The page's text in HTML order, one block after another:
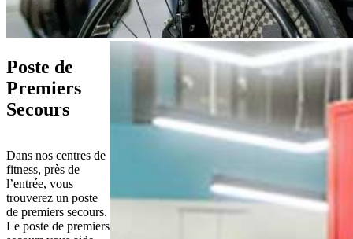
Poste de
Premiers
Secours
Dans nos centres de
fitness, près de
l’entrée, vous
trouverez un poste
de premiers secours.
Le poste de premiers